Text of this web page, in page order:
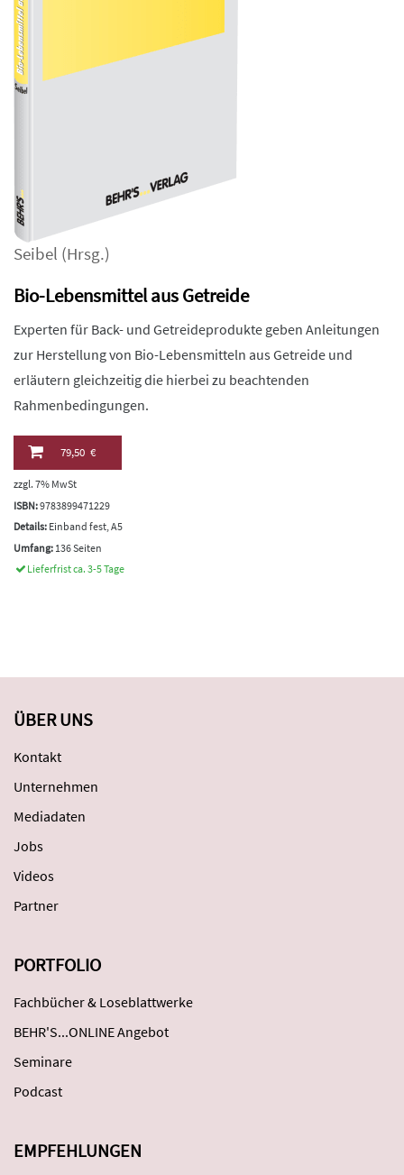
Seibel (Hrsg.)
Bio-Lebensmittel aus Getreide
Experten für Back- und Getreideprodukte geben Anleitungen
zur Herstellung von Bio-Lebensmitteln aus Getreide und
erläutern gleichzeitig die hierbei zu beachtenden
Rahmenbedingungen.
79,50 €
zzgl. 7% MwSt
ISBN:9783899471229
Details: Einband fest, A5
Umfang: 136 Seiten
Lieferfrist ca. 3-5 Tage
ÜBER UNS
Kontakt
Unternehmen
Mediadaten
Jobs
Videos
Partner
PORTFOLIO
Fachbücher & Loseblattwerke
BEHR'S...ONLINE Angebot
Seminare
Podcast
EMPFEHLUNGEN